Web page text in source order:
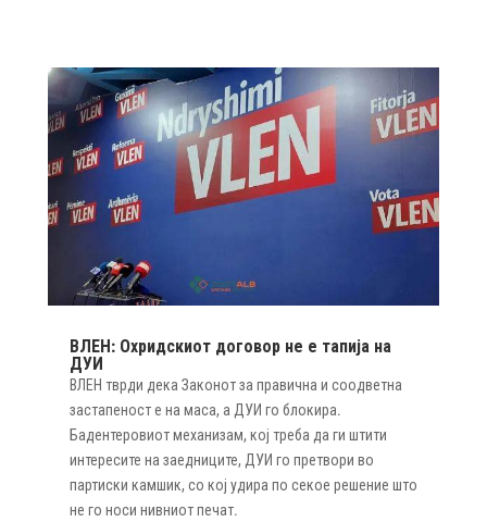
ВЛЕН: Охридскиот договор не е тапија на
ДУИ
ВЛЕН тврди дека Законот за правична и соодветна
застапеност е на маса, а ДУИ го блокира.
Бадентеровиот механизам, кој треба да ги штити
интересите на заедниците, ДУИ го претвори во
партиски камшик, со кој удира по секое решение што
не го носи нивниот печат.